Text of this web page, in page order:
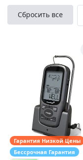
Сбросить все
Гарантия Низкой Цены
Бессрочная Гарантия